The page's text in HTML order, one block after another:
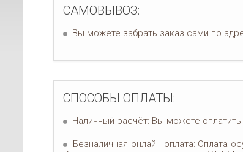
САМОВЫВОЗ:
Вы можете забрать заказ сами по
СПОСОБЫ ОПЛАТЫ:
Наличный расчёт: Вы можете
Безналичная онлайн оплата: Оплата